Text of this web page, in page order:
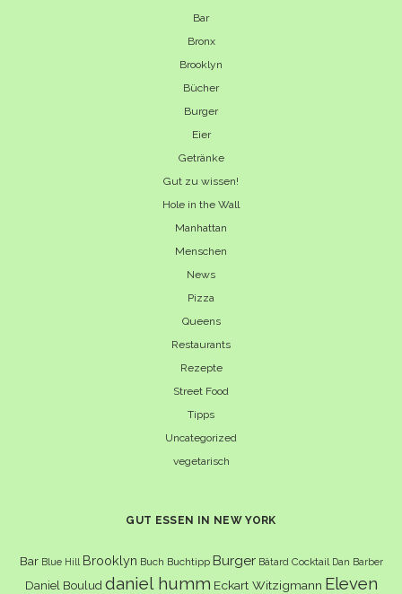
Bar
Bronx
Brooklyn
Bücher
Burger
Eier
Getränke
Gut zu wissen!
Hole in the Wall
Manhattan
Menschen
News
Pizza
Queens
Restaurants
Rezepte
Street Food
Tipps
Uncategorized
vegetarisch
GUT ESSEN IN NEW YORK
Bar Blue Hill Brooklyn Buch Buchtipp Burger Bâtard Cocktail Dan Barber
Daniel Boulud daniel humm Eckart Witzigmann Eleven